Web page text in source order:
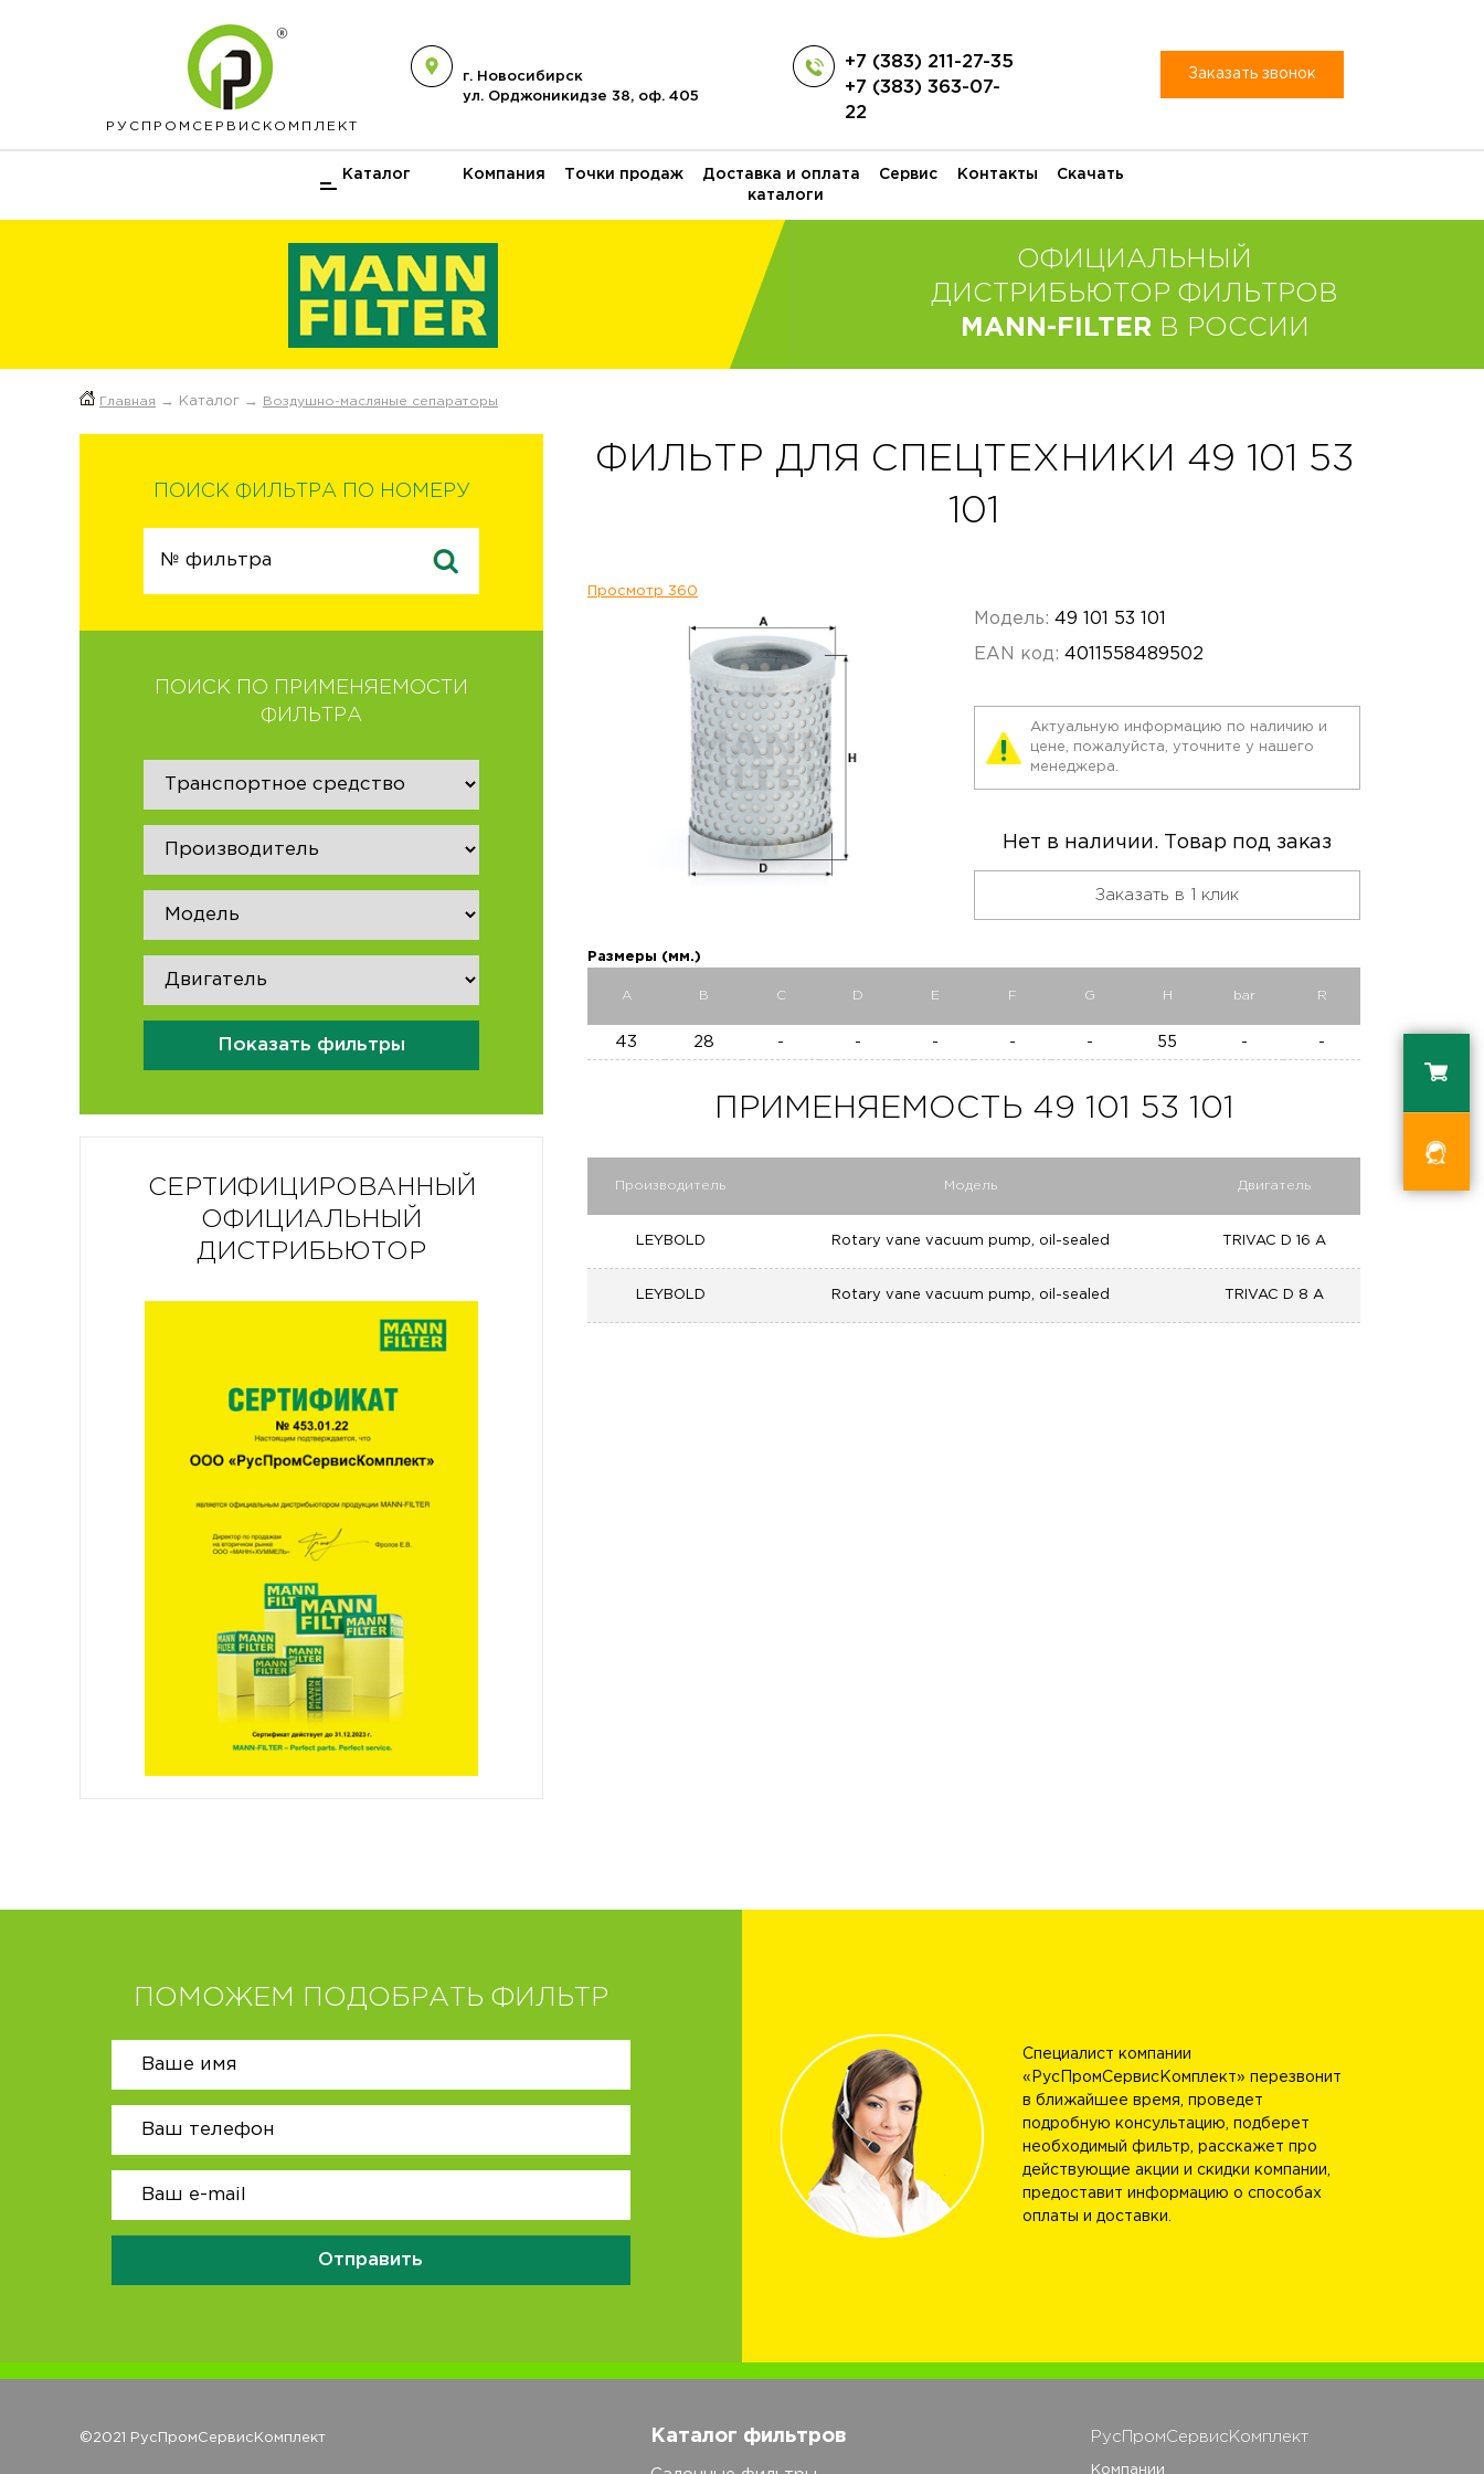
РУСПРОМ СЕРВИСКОМПЛЕКТ
г. Новосибирск
ул. Орджоникидзе 38, оф. 405
+7 (383) 211-27-35
+7 (383) 363-07-
22
Заказать звонок
Каталог Компания Точки продаж Доставка и оплата Сервис Контакты
Скачать
каталоги
ОФИЦИАЛЬНЫЙ
ДИСТРИБЬЮТОР ФИЛЬТРОВ
MANN-FILTER В РОССИИ
Главная → Каталог → Воздушно-масляные сепараторы
ПОИСК ФИЛЬТРА ПО НОМЕРУ
ПОИСК ПО ПРИМЕНЯЕМОСТИ
ФИЛЬТРА
Показать фильтры
СЕРТИФИЦИРОВАННЫЙ
ОФИЦИАЛЬНЫЙ
ДИСТРИБЬЮТОР
ФИЛЬТР ДЛЯ СПЕЦТЕХНИКИ 49 101 53
101
Просмотр 360
Модель: 49 101 53 101
EAN код: 4011558489502
Актуальную информацию по наличию и
цене, пожалуйста, уточните у нашего
менеджера.
Нет в наличии. Товар под заказ
Заказать в 1 клик
Размеры (мм.)
A B C D E F G H bar R
43 28 - - - - - 55 - -
ПРИМЕНЯЕМОСТЬ 49 101 53 101
Производитель Модель Двигатель
LEYBOLD Rotary vane vacuum pump, oil-sealed TRIVAC D 16 A
LEYBOLD Rotary vane vacuum pump, oil-sealed TRIVAC D 8 A
ПОМОЖЕМ ПОДОБРАТЬ ФИЛЬТР
Отправить
Специалист компании
«РусПромСервисКомплект» перезвонит
в ближайшее время, проведет
подробную консультацию, подберет
необходимый фильтр, расскажет про
действующие акции и скидки компании,
предоставит информацию о способах
оплаты и доставки.
©2021 РусПромСервисКомплект Каталог фильтров РусПромСервисКомплект
Компании